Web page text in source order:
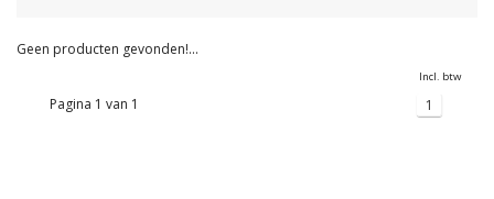
Geen producten gevonden!...
Incl. btw
Pagina 1 van 1 1